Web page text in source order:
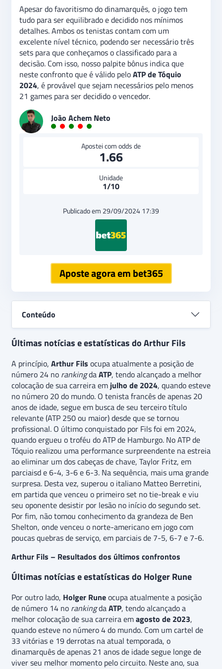
Apesar do favoritismo do dinamarquês, o jogo tem
tudo para ser equilibrado e decidido nos mínimos
detalhes. Ambos os tenistas contam com um
excelente nível técnico, podendo ser necessário três
sets para que conheçamos o classificado para a
decisão. Com isso, nosso palpite bônus indica que
neste confronto que é válido peloATP de Tóquio
2024, é provável que sejam necessários pelo menos
21 games para ser decidido o vencedor.
João Achem Neto
Apostei com odds de
1.66
Unidade
1/10
Publicado em 29/09/2024 17:39
Aposte agora em bet365
Conteúdo
Últimas notícias e estatísticas do Arthur Fils
A princípio, Arthur Fils ocupa atualmente a posição de
número 24 no rankingdaATP, tendo alcançado a melhor
colocação de sua carreira em julho de 2024, quando esteve
no número 20 do mundo. O tenista francês de apenas 20
anos de idade, segue em busca de seu terceiro título
relevante (ATP 250 ou maior) desde que se tornou
profissional. O último conquistado por Fils foi em 2024,
quando ergueu o troféu do ATP de Hamburgo. No ATP de
Tóquio realizou uma performance surpreendente na estreia
ao eliminar um dos cabeças de chave, Taylor Fritz, em
parciaisd e 6-4, 3-6 e 6-3. Na sequência, mais uma grande
surpresa. Desta vez, superou o italiano Matteo Berretini,
em partida que venceu o primeiro set no tie-break e viu
seu oponente desistir por lesão no início do segundo set.
Por fim, não tomou conhecimento da grandeza de Ben
Shelton, onde venceu o norte-americano em jogo com
poucas quebras de serviço, em parciais de 7-5, 6-7 e 7-6.
Arthur Fils – Resultados dos últimos confrontos
Últimas notícias e estatísticas do Holger Rune
Por outro lado, Holger Runeocupa atualmente a posição
de número 14 no rankingdaATP, tendo alcançado a
melhor colocação de sua carreira emagosto de 2023,
quando esteve no número 4 do mundo. Com um cartel de
33 vitórias e 19 derrotas na atual temporada, o
dinamarquês de apenas 21 anos de idade segue longe de
viver seu melhor momento pelo circuito. Neste ano, sua